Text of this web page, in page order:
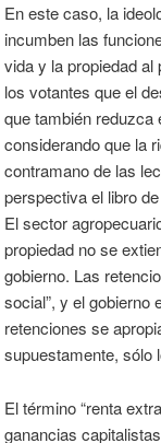
En este caso, la
incumben las
vida y la propiedad al
los votantes que el
que también reduzca
considerando que la
contramano de las
perspectiva el libro
El sector
propiedad no se
gobierno. Las
social”, y el gobierno
retenciones se
supuestamente, sólo
El término “renta
ganancias